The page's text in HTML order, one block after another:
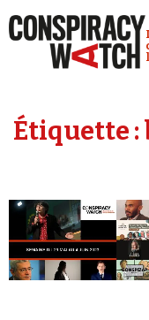
Étiquette :